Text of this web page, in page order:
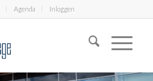
Agenda Inloggen